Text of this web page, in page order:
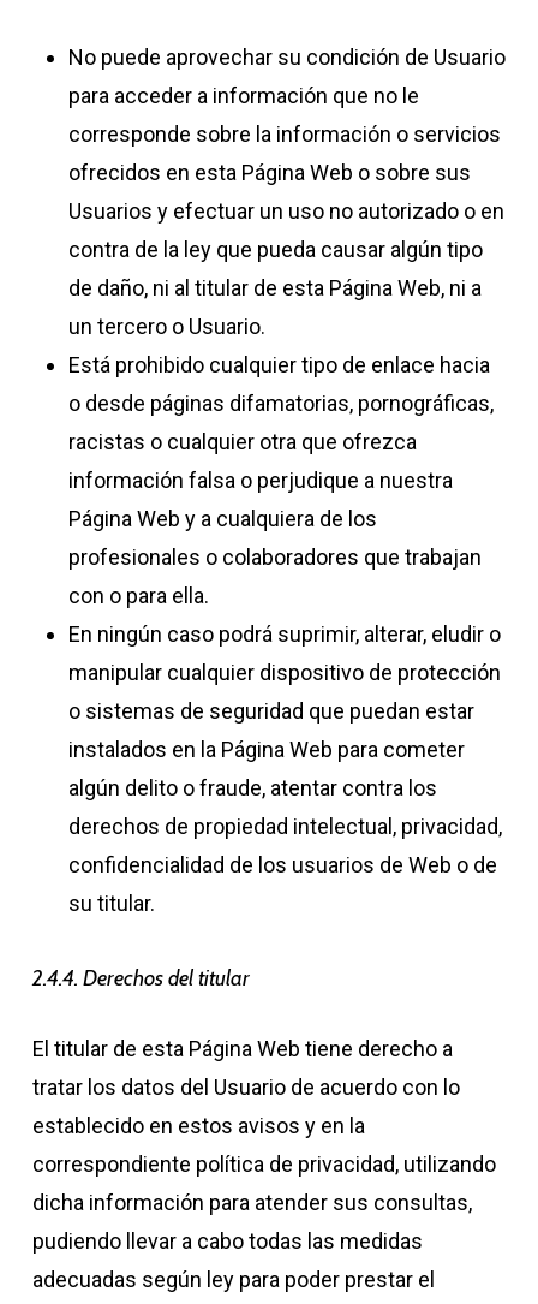
No puede aprovechar su condición de Usuario
para acceder a información que no le
corresponde sobre la información o servicios
ofrecidos en esta Página Web o sobre sus
Usuarios y efectuar un uso no autorizado o en
contra de la ley que pueda causar algún tipo
de daño, ni al titular de esta Página Web, ni a
un tercero o Usuario.
Está prohibido cualquier tipo de enlace hacia
o desde páginas difamatorias, pornográficas,
racistas o cualquier otra que ofrezca
información falsa o perjudique a nuestra
Página Web y a cualquiera de los
profesionales o colaboradores que trabajan
con o para ella.
En ningún caso podrá suprimir, alterar, eludir o
manipular cualquier dispositivo de protección
o sistemas de seguridad que puedan estar
instalados en la Página Web para cometer
algún delito o fraude, atentar contra los
derechos de propiedad intelectual, privacidad,
confidencialidad de los usuarios de Web o de
su titular.
2.4.4. Derechos del titular
El titular de esta Página Web tiene derecho a
tratar los datos del Usuario de acuerdo con lo
establecido en estos avisos y en la
correspondiente política de privacidad, utilizando
dicha información para atender sus consultas,
pudiendo llevar a cabo todas las medidas
adecuadas según ley para poder prestar el